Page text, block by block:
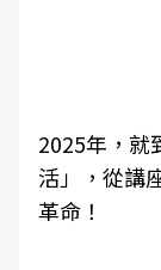
2025年，就
活」，從講
革命！